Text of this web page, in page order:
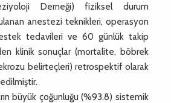
Derneği) fiziksel durum
anestezi teknikleri, operasyon
tedavileri ve 60 günlük takip
klinik sonuçlar (mortalite, böbrek
belirteçleri) retrospektif olarak
büyük çoğunluğu (%93.8) sistemik